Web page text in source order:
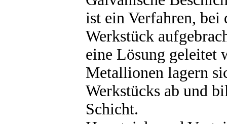
ist ein Verfahren, bei
Werkstück
eine Lösung geleitet
Metallionen lagern
Werkstücks ab und
Schicht.